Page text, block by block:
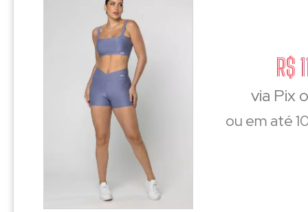
R$
via Pix
ou em até